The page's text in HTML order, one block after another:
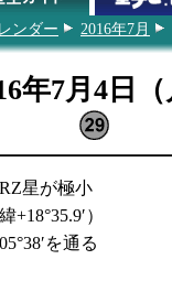
ンダー 2016年7月
年7月4日
星が極小
）
を通る